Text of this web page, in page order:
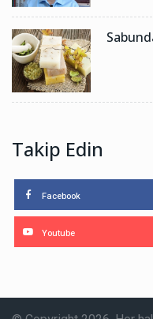
Takip Edin
Facebook
Youtube